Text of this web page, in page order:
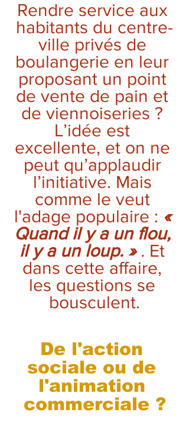
Rendre service aux
habitants du centre-
ville privés de
boulangerie en leur
proposant un point
de vente de pain et
de viennoiseries ?
L’idée est
excellente, et on ne
peut qu’applaudir
l’initiative. Mais
comme le veut
l'adage populaire : «
Quand il y a un flou,
il y a un loup. » . Et
dans cette affaire,
les questions se
bousculent.
De l'action
sociale ou de
l'animation
commerciale ?